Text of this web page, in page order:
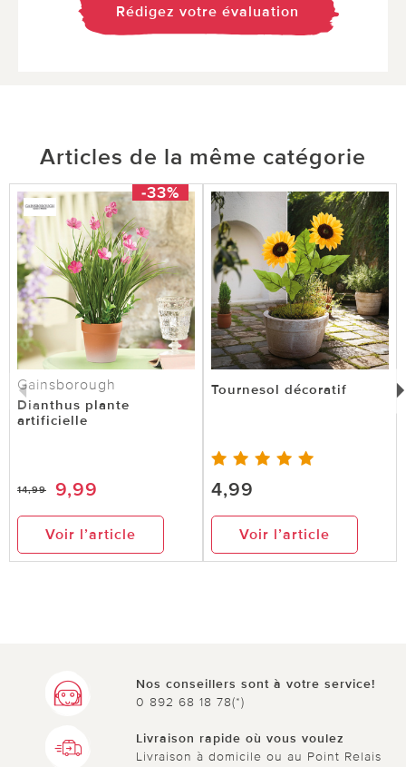
Rédigez votre évaluation
Articles de la même catégorie
-33%
Gainsborough
Dianthus plante
artificielle
14,99 9,99
Voir l’article
Tournesol décoratif
4,99
Voir l’article
Nos conseillers sont à votre service!
0 892 68 18 78(*)
Livraison rapide où vous voulez
Livraison à domicile ou au Point Relais